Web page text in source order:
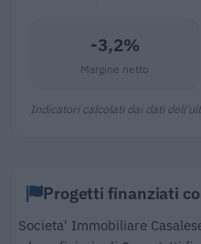
-3,2%
Margine netto
Indicatori calcolati dai dati
Progetti finanziati
Societa' Immobiliare